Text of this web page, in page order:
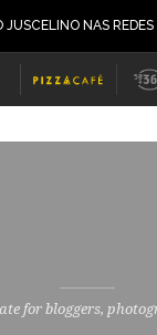
JUSCELINO NAS REDES
for bloggers,